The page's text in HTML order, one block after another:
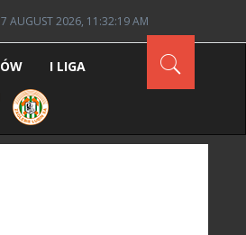
7 AUGUST 2026, 11:32:19 AM
I LIGA